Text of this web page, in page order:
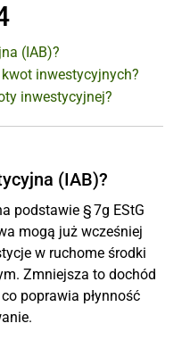
(IAB)?
inwestycyjnych?
inwestycyjnej?
(IAB)?
podstawie § 7g EStG
mogą już wcześniej
w ruchome środki
Zmniejsza to dochód
poprawia płynność